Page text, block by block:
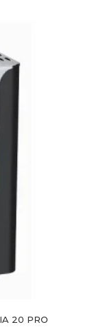
20 PRO